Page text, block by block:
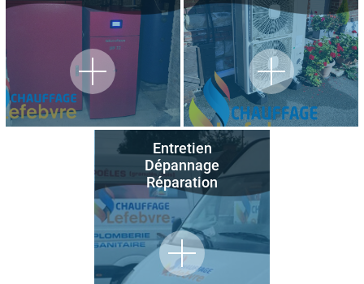
Entretien
Dépannage
Réparation